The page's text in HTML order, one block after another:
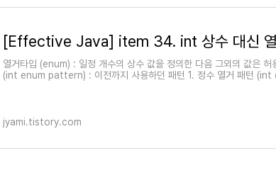
열거타입 (enum) : 일정 개수의 상수 값을 정의한 다음 그외의 값은 허
(int enum pattern) : 이전까지 사용하던 패턴 1. 정수 열거 패턴
jyami.tistory.com